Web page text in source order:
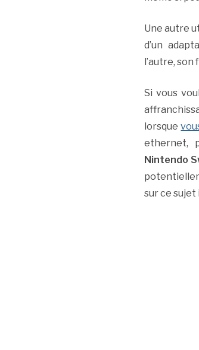
Une autre
d’un
l’autre,
Si vous
lorsque
ethernet,
Nintendo
sur ce sujet